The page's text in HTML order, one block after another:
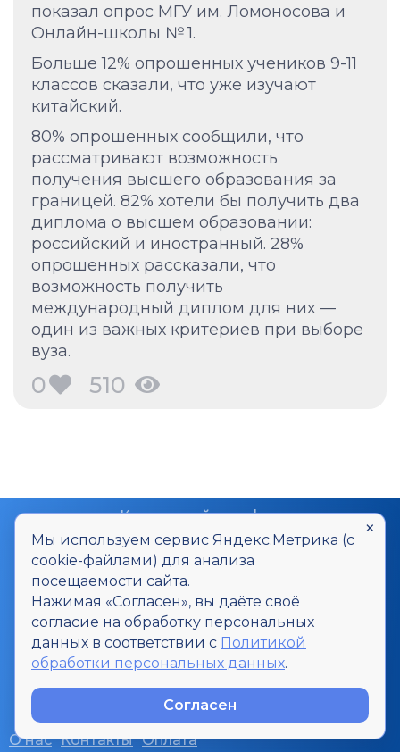
показал опрос МГУ им. Ломоносова и
Онлайн-школы № 1.
Больше 12% опрошенных учеников 9-11
классов сказали, что уже изучают
китайский.
80% опрошенных сообщили, что
рассматривают возможность
получения высшего образования за
границей. 82% хотели бы получить два
диплома о высшем образовании:
российский и иностранный. 28%
опрошенных рассказали, что
возможность получить
международный диплом для них —
один из важных критериев при выборе
вуза.
0 510
×
Мы используем сервис Яндекс.Метрика (с
cookie-файлами) для анализа
посещаемости сайта.
Нажимая «Согласен», вы даёте своё
согласие на обработку персональных
данных в соответствии с Политикой
обработки персональных данных.
Согласен
Контактный телефон
8-800-700-20-06
Контактный E-mail
smi@u-inf.ru
Все интересующие вопросы Вы
можете задать через форму
Задать вопрос
О нас Контакты Оплата